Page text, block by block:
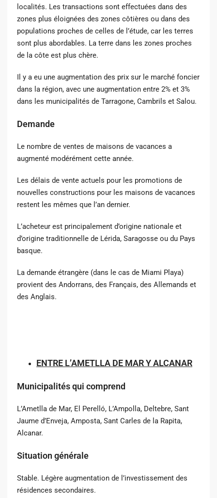
localités. Les transactions sont effectuées dans des
zones plus éloignées des zones côtières ou dans des
populations proches de celles de l’étude, car les terres
sont plus abordables. La terre dans les zones proches
de la côte est plus chère.
Il y a eu une augmentation des prix sur le marché foncier
dans la région, avec une augmentation entre 2% et 3%
dans les municipalités de Tarragone, Cambrils et Salou.
Demande
Le nombre de ventes de maisons de vacances a
augmenté modérément cette année.
Les délais de vente actuels pour les promotions de
nouvelles constructions pour les maisons de vacances
restent les mêmes que l’an dernier.
L’acheteur est principalement d’origine nationale et
d’origine traditionnelle de Lérida, Saragosse ou du Pays
basque.
La demande étrangère (dans le cas de Miami Playa)
provient des Andorrans, des Français, des Allemands et
des Anglais.
ENTRE L’AMETLLA DE MAR Y ALCANAR
Municipalités qui comprend
L’Ametlla de Mar, El Perelló, L’Ampolla, Deltebre, Sant
Jaume d’Enveja, Amposta, Sant Carles de la Rapita,
Alcanar.
Situation générale
Stable. Légère augmentation de l’investissement des
résidences secondaires.